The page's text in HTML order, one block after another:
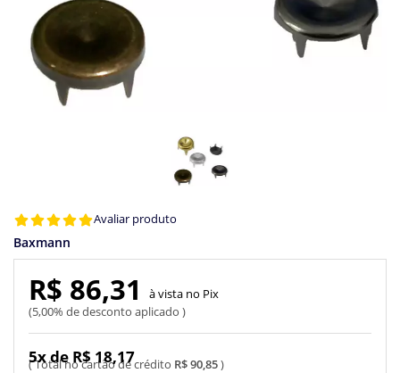
Avaliar produto
Baxmann
R$ 90,85
5x de R$ 18,17
R$ 86,31
5,00% de desconto aplicado
Pix